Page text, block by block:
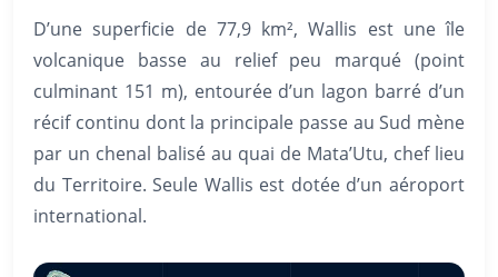
D’une superficie de 77,9 km², Wallis est une île
volcanique basse au relief peu marqué (point
culminant 151 m), entourée d’un lagon barré d’un
récif continu dont la principale passe au Sud mène
par un chenal balisé au quai de Mata’Utu, chef lieu
du Territoire. Seule Wallis est dotée d’un aéroport
international.